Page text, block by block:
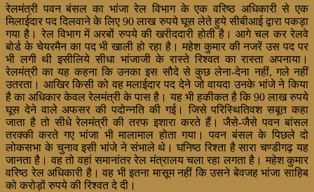
रेलमंत्री पवन बंसल का भांजा रेल विभाग के एक वरिष्ठ अधिकारी से एक
मिलाईदार पद दिलवाने के लिए 90 लाख रुपये घूस लेते हुये सीबीआई द्वारा पकड़ा
गया है। रेल विभाग में अरबों रुपये की खरीददारी होती है। आगे चल कर रेलवे
बोर्ड के चेयरमैन का पद भी खाली हो रहा है। महेश कुमार की नजरें उस पद पर
भी लगी थी इसीलिये सीधा भांजाजी के रास्ते रिश्वत का रास्ता अपनाया।
रेलमंत्री का यह कहना कि उनका इस सौदे से कुछ लेना-देना नहीं, गले नहीं
उतरता। आखिर किसी को वह मलाईदार पद देने जो वायदा उनके भांजे ने किया
है का अधिकार केवल रेलमंत्री के पास है। यह भी हकीकत है कि 90 लाख रुपये
घूस देने वाले अफसर की पदोन्नति की गई। जिसे परिस्थितिवश सबूत कहा
जाता है तो सीधे रेलमंत्री की तरफ इशारा करते हैं। जैसे-जैसे पवन बांसल
तरक्की करते गए भांजा भी मालामाल होता गया। पवन बंसल के पिछले दो
लोकसभा के चुनाव इसी भांजे ने संभाले थे। घनिष्ठ रिश्ता है सारा चण्डीगढ़ यह
जानता है। वह तो वहां समानांतर रेल मंत्रालय चला रहा लगता है। महेश कुमार
वरिष्ठ रेल अधिकारी है। वह भी इतना मासूम नहीं कि उसने बेवजह भांजा साहिब
को करोड़ों रुपये की रिश्वत दे दी।